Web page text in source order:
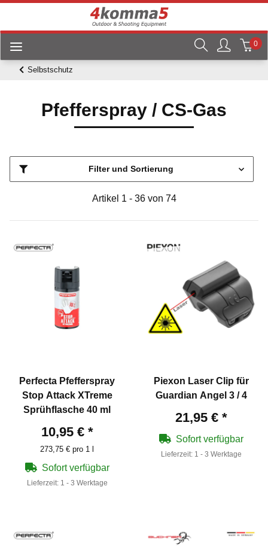
0
Selbstschutz
Pfefferspray / CS-Gas
Filter und Sortierung
Artikel 1 - 36 von 74
Perfecta Pfefferspray
Stop Attack XTreme
Sprühflasche 40 ml
10,95 € *
273,75 € pro 1 l
Sofort verfügbar
Lieferzeit: 1 - 3 Werktage
Piexon Laser Clip für
Guardian Angel 3 / 4
21,95 € *
Sofort verfügbar
Lieferzeit: 1 - 3 Werktage